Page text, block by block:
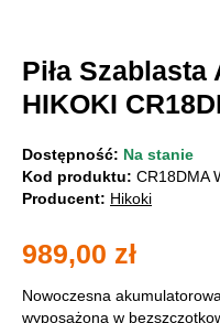
Piła
HIKOKI
Dostępność: Na stanie
Kod produktu: CR18DMA
Producent: Hikoki
989,00 zł
Nowoczesna
wyposażona w